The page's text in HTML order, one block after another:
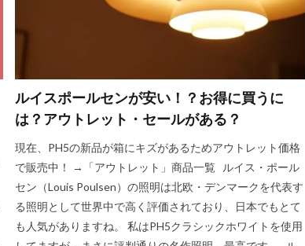
ルイスポールセンが安い！？お得に買うに
は？アウトレット・セールがある？
現在、PH5の新品が箱にキズがあるためアウトレット価格
で販売中！ →「アウトレット」商品一覧 ルイス・ポール
セン（Louis Poulsen）の照明は北欧・デンマークを代表す
る照明として世界中で高く評価されており、日本でもとて
も人気がありますね。 私はPH5クラシックホワイトを使用